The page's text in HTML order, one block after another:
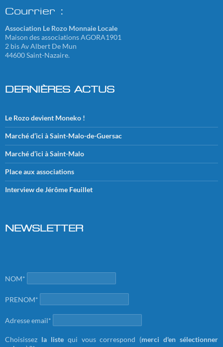
Courrier :
Association Le Rozo Monnaie Locale
Maison des associations AGORA1901
2 bis Av Albert De Mun
44600 Saint-Nazaire.
DERNIÈRES ACTUS
Le Rozo devient Moneko !
Marché d’ici à Saint-Malo-de-Guersac
Marché d’ici à Saint-Malo
Place aux associations
Interview de Jérôme Feuillet
NEWSLETTER
NOM*
PRENOM*
Adresse email*
Choisissez la listequi vous correspond (merci d'en sélectionner